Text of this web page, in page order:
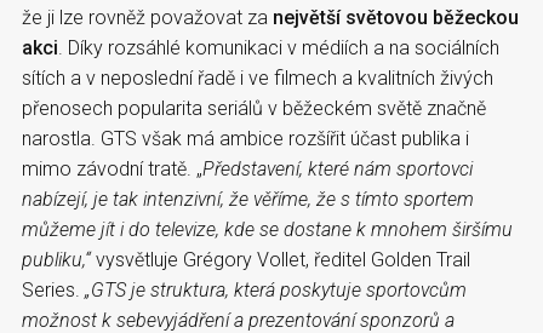
že ji lze rovněž považovat za největší světovou běžeckou
akci . Díky rozsáhlé komunikaci v médiích a na sociálních
sítích a v neposlední řadě i ve filmech a kvalitních živých
přenosech popularita seriálů v běžeckém světě značně
narostla. GTS však má ambice rozšířit účast publika i
mimo závodní tratě. „Představení, které nám sportovci
nabízejí, je tak intenzivní, že věříme, že s tímto sportem
můžeme jít i do televize, kde se dostane k mnohem širšímu
publiku,“vysvětluje Grégory Vollet, ředitel Golden Trail
Series. „GTS je struktura, která poskytuje sportovcům
možnost k sebevyjádření a prezentování sponzorů a